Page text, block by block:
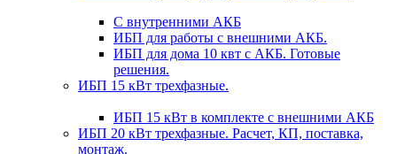
С внутренними АКБ
ИБП для работы с внешними АКБ.
ИБП для дома 10 квт с АКБ. Готовые
решения.
ИБП 15 кВт трехфазные.
ИБП 15 кВт в комплекте с внешними АКБ
ИБП 20 кВт трехфазные. Расчет, КП, поставка,
монтаж.